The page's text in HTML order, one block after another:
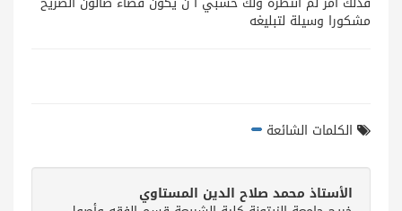
مشكورا وسيلة لتبليغه
الكلمات الشائعة
الأستاذ محمد صلاح الدين المستاوي